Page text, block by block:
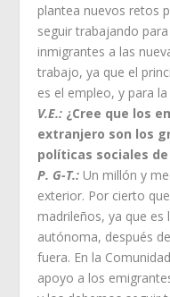
plantea nuevos retos
seguir trabajando
inmigrantes a las
trabajo, ya que el
es el empleo, y para
V.E.: ¿Cree que los
extranjero son los
políticas sociales
P. G-T.: Un millón y
exterior. Por cierto
madrileños, ya que es
autónoma, después
fuera. En la
apoyo a los